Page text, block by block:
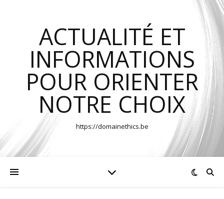
ACTUALITÉ ET
INFORMATIONS
POUR ORIENTER
NOTRE CHOIX
https://domainethics.be